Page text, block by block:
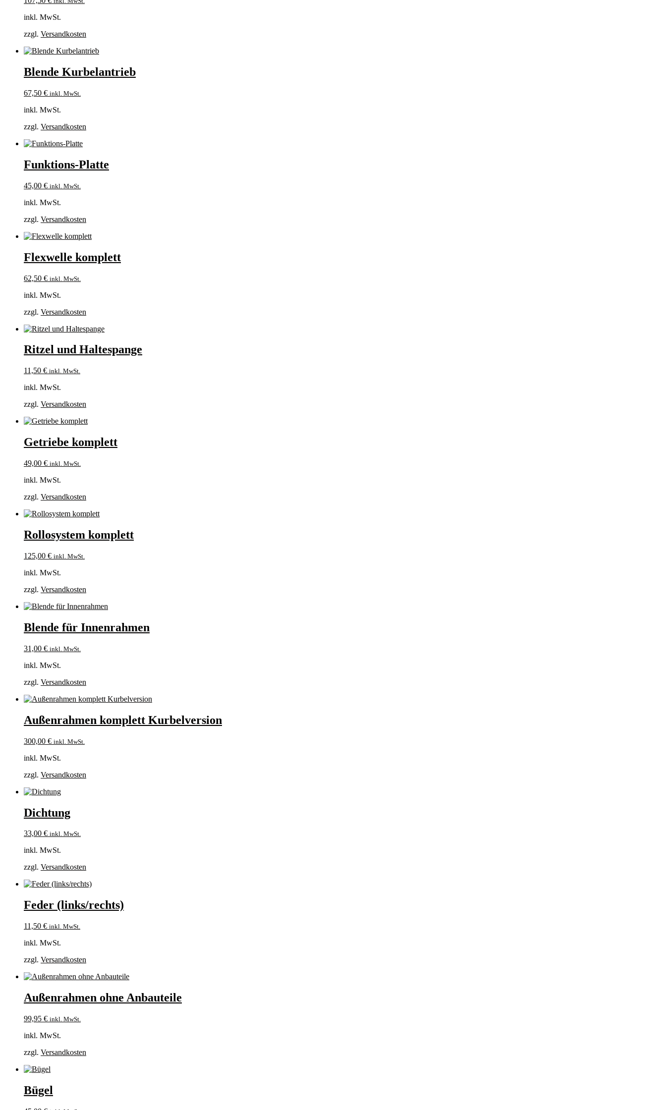
inkl. MwSt.
zzgl. Versandkosten
Blende Kurbelantrieb
67,50 € inkl. MwSt.
inkl. MwSt.
zzgl. Versandkosten
Funktions-Platte
45,00 € inkl. MwSt.
inkl. MwSt.
zzgl. Versandkosten
Flexwelle komplett
62,50 € inkl. MwSt.
inkl. MwSt.
zzgl. Versandkosten
Ritzel und Haltespange
11,50 € inkl. MwSt.
inkl. MwSt.
zzgl. Versandkosten
Getriebe komplett
49,00 € inkl. MwSt.
inkl. MwSt.
zzgl. Versandkosten
Rollosystem komplett
125,00 € inkl. MwSt.
inkl. MwSt.
zzgl. Versandkosten
Blende für Innenrahmen
31,00 € inkl. MwSt.
inkl. MwSt.
zzgl. Versandkosten
Außenrahmen komplett Kurbelversion
300,00 € inkl. MwSt.
inkl. MwSt.
zzgl. Versandkosten
Dichtung
33,00 € inkl. MwSt.
inkl. MwSt.
zzgl. Versandkosten
Feder (links/rechts)
11,50 € inkl. MwSt.
inkl. MwSt.
zzgl. Versandkosten
Außenrahmen ohne Anbauteile
99,95 € inkl. MwSt.
inkl. MwSt.
zzgl. Versandkosten
Bügel